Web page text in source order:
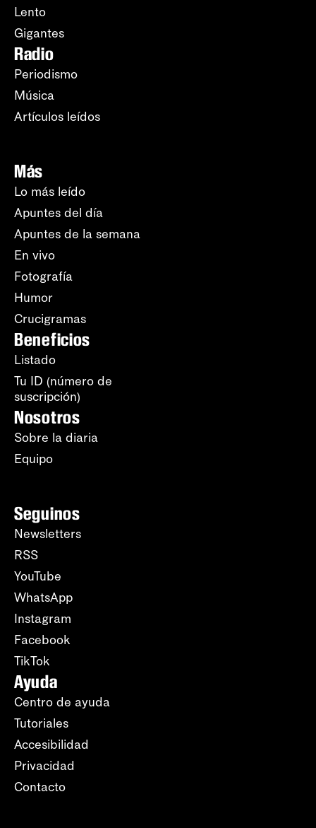
Lento
Gigantes
Radio
Periodismo
Música
Artículos leídos
Más
Lo más leído
Apuntes del día
Apuntes de la semana
En vivo
Fotografía
Humor
Crucigramas
Beneficios
Listado
Tu ID (número de
suscripción)
Nosotros
Sobre la diaria
Equipo
Seguinos
Newsletters
RSS
YouTube
WhatsApp
Instagram
Facebook
TikTok
Ayuda
Centro de ayuda
Tutoriales
Accesibilidad
Privacidad
Contacto